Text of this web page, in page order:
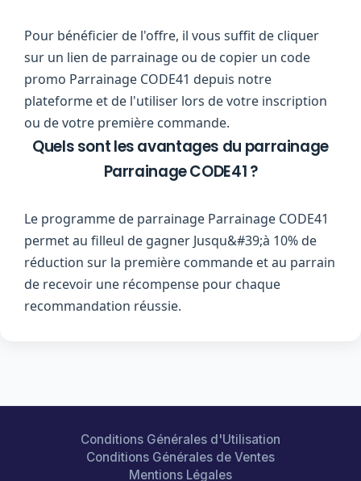
Pour bénéficier de l'offre, il vous suffit de cliquer
sur un lien de parrainage ou de copier un code
promo Parrainage CODE41 depuis notre
plateforme et de l'utiliser lors de votre inscription
ou de votre première commande.
Quels sont les avantages du parrainage
Parrainage CODE41 ?
Le programme de parrainage Parrainage CODE41
permet au filleul de gagner Jusqu&#39;à 10% de
réduction sur la première commande et au parrain
de recevoir une récompense pour chaque
recommandation réussie.
Conditions Générales d'Utilisation
Conditions Générales de Ventes
Mentions Légales